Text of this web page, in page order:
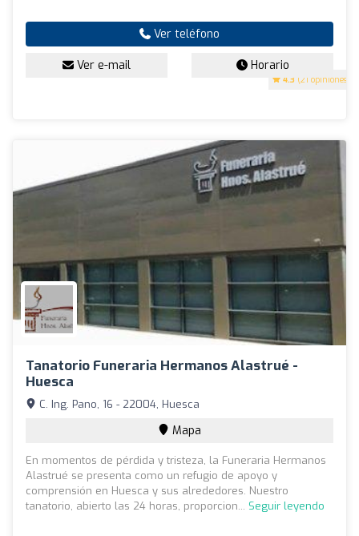
4.3 (21 opiniones)
Ver teléfono
Ver e-mail Horario
Tanatorio Funeraria Hermanos Alastrué -
Huesca
C. Ing. Pano, 16 - 22004, Huesca
Mapa
En momentos de pérdida y tristeza, la Funeraria Hermanos
Alastrué se presenta como un refugio de apoyo y
comprensión en Huesca y sus alrededores. Nuestro
tanatorio, abierto las 24 horas, proporcion... Seguir leyendo